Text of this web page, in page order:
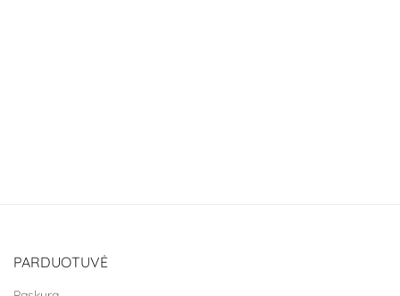
PARDUOTUVĖ